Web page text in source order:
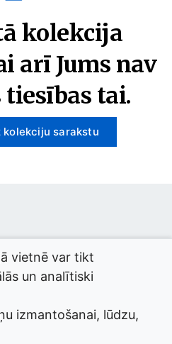
kolekcija
arī Jums nav
tai.
sarakstu
Tilde.
vietnē var tikt
un analītiski
izmantošanai, lūdzu,